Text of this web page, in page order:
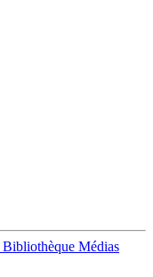
Bibliothèque Médias